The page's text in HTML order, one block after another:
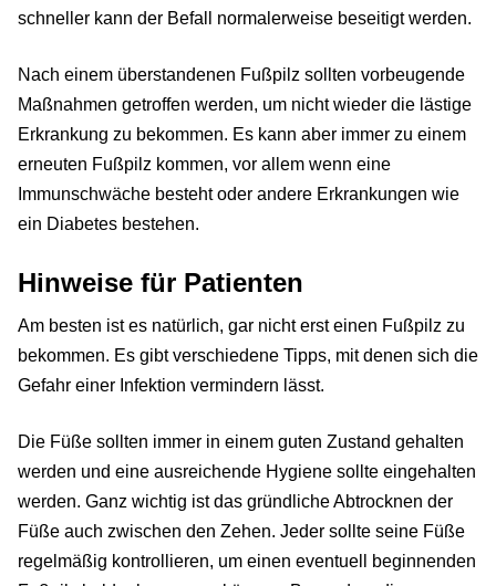
schneller kann der Befall normalerweise beseitigt werden.
Nach einem überstandenen Fußpilz sollten vorbeugende
Maßnahmen getroffen werden, um nicht wieder die lästige
Erkrankung zu bekommen. Es kann aber immer zu einem
erneuten Fußpilz kommen, vor allem wenn eine
Immunschwäche besteht oder andere Erkrankungen wie
ein Diabetes bestehen.
Hinweise für Patienten
Am besten ist es natürlich, gar nicht erst einen Fußpilz zu
bekommen. Es gibt verschiedene Tipps, mit denen sich die
Gefahr einer Infektion vermindern lässt.
Die Füße sollten immer in einem guten Zustand gehalten
werden und eine ausreichende Hygiene sollte eingehalten
werden. Ganz wichtig ist das gründliche Abtrocknen der
Füße auch zwischen den Zehen. Jeder sollte seine Füße
regelmäßig kontrollieren, um einen eventuell beginnenden